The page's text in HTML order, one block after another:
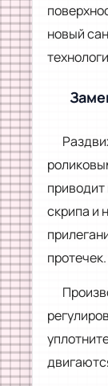
новый
скрипа и
протечек.